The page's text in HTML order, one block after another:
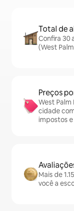
Total de
Confira 30
(West
Preços
West Palm
cidade
impostos
Mais de
você a